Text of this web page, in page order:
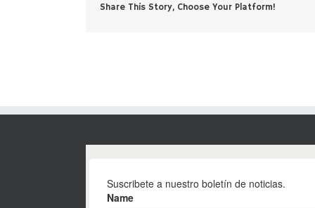
Share This Story, Choose Your Platform!